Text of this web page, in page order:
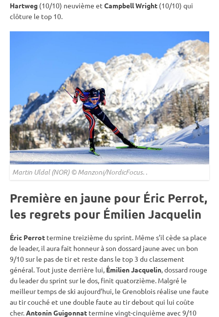
Hartweg (10/10) neuvième et Campbell Wright (10/10) qui
clôture le top 10.
Martin Uldal (NOR) © Manzoni/NordicFocus. .
Première en jaune pour Éric Perrot,
les regrets pour Émilien Jacquelin
Éric Perrot termine treizième du sprint. Même s’il cède sa place
de leader, il aura fait honneur à son dossard jaune avec un bon
9/10 sur le pas de tiret reste dans le top 3 du classement
général. Tout juste derrière lui, Émilien Jacquelin, dossard rouge
du leader du sprint sur le dos, finit quatorzième. Malgré le
meilleur temps de ski aujourd’hui, le Grenoblois réalise une faute
au tircouché et une double faute au tirdebout qui lui coûte
cher.Antonin Guigonnat termine vingt-cinquième avec 9/10